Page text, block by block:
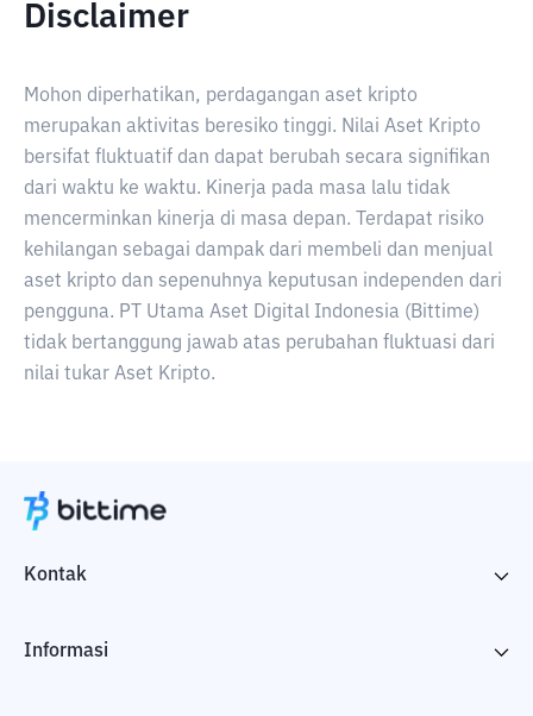
Disclaimer
Mohon diperhatikan, perdagangan aset kripto
merupakan aktivitas beresiko tinggi. Nilai Aset Kripto
bersifat fluktuatif dan dapat berubah secara signifikan
dari waktu ke waktu. Kinerja pada masa lalu tidak
mencerminkan kinerja di masa depan. Terdapat risiko
kehilangan sebagai dampak dari membeli dan menjual
aset kripto dan sepenuhnya keputusan independen dari
pengguna. PT Utama Aset Digital Indonesia (Bittime)
tidak bertanggung jawab atas perubahan fluktuasi dari
nilai tukar Aset Kripto.
Kontak
Informasi